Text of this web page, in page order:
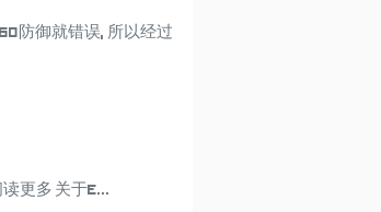
防御就错误, 所以经过
更多 关于E...